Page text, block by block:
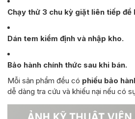
Chạy thử 3 chu kỳ giặt liên tiếp để
Dán tem kiểm định và nhập kho.
Bảo hành chính thức sau khi bán.
Mỗi sản phẩm đều có phiếu bảo
dễ dàng tra cứu và khiếu nại nếu có